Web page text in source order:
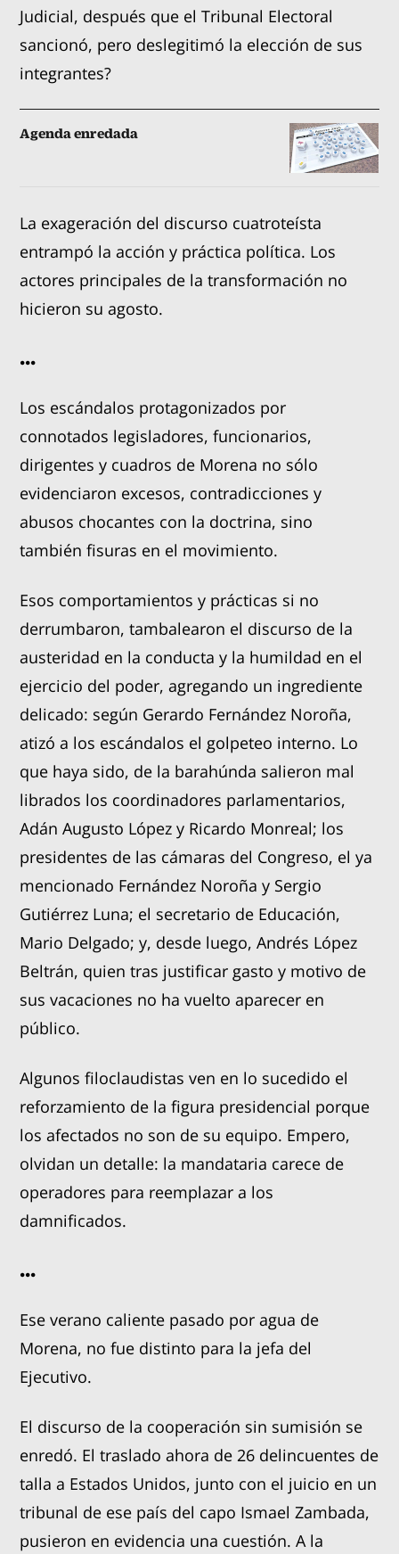
Judicial, después que el Tribunal Electoral
sancionó, pero deslegitimó la elección de sus
integrantes?
Agenda enredada
La exageración del discurso cuatroteísta
entrampó la acción y práctica política. Los
actores principales de la transformación no
hicieron su agosto.
...
Los escándalos protagonizados por
connotados legisladores, funcionarios,
dirigentes y cuadros de Morena no sólo
evidenciaron excesos, contradicciones y
abusos chocantes con la doctrina, sino
también fisuras en el movimiento.
Esos comportamientos y prácticas si no
derrumbaron, tambalearon el discurso de la
austeridad en la conducta y la humildad en el
ejercicio del poder, agregando un ingrediente
delicado: según Gerardo Fernández Noroña,
atizó a los escándalos el golpeteo interno. Lo
que haya sido, de la barahúnda salieron mal
librados los coordinadores parlamentarios,
Adán Augusto López y Ricardo Monreal; los
presidentes de las cámaras del Congreso, el ya
mencionado Fernández Noroña y Sergio
Gutiérrez Luna; el secretario de Educación,
Mario Delgado; y, desde luego, Andrés López
Beltrán, quien tras justificar gasto y motivo de
sus vacaciones no ha vuelto aparecer en
público.
Algunos filoclaudistas ven en lo sucedido el
reforzamiento de la figura presidencial porque
los afectados no son de su equipo. Empero,
olvidan un detalle: la mandataria carece de
operadores para reemplazar a los
damnificados.
...
Ese verano caliente pasado por agua de
Morena, no fue distinto para la jefa del
Ejecutivo.
El discurso de la cooperación sin sumisión se
enredó. El traslado ahora de 26 delincuentes de
talla a Estados Unidos, junto con el juicio en un
tribunal de ese país del capo Ismael Zambada,
pusieron en evidencia una cuestión. A la